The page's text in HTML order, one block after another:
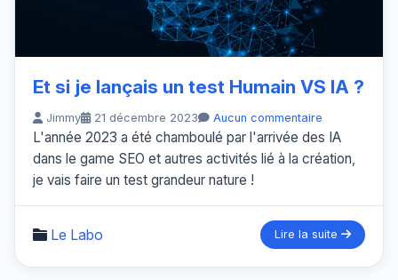
Et si je lançais un test Humain VS IA ?
Jimmy 21 décembre 2023 Aucun commentaire
L'année 2023 a été chamboulé par l'arrivée des IA
dans le game SEO et autres activités lié à la création,
je vais faire un test grandeur nature !
Le Labo Lire la suite